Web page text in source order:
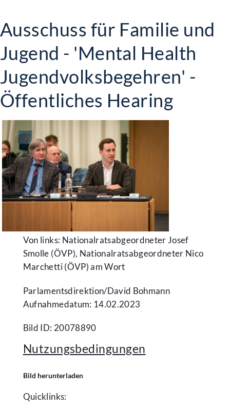
Ausschuss für Familie und
Jugend - 'Mental Health
Jugendvolksbegehren' -
Öffentliches Hearing
Von links: Nationalratsabgeordneter Josef
Smolle (ÖVP), Nationalratsabgeordneter Nico
Marchetti (ÖVP) am Wort
Parlamentsdirektion/​David Bohmann
Aufnahmedatum: 14.02.2023
Bild ID: 20078890
Nutzungsbedingungen
Bild herunterladen
Quicklinks: